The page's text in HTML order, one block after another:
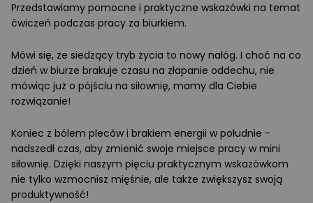
Przedstawiamy pomocne i praktyczne wskazówki na temat
ćwiczeń podczas pracy za biurkiem.
Mówi się, że siedzący tryb życia to nowy nałóg. I choć na co
dzień w biurze brakuje czasu na złapanie oddechu, nie
mówiąc już o pójściu na siłownię, mamy dla Ciebie
rozwiązanie!
Koniec z bólem pleców i brakiem energii w południe -
nadszedł czas, aby zmienić swoje miejsce pracy w mini
siłownię. Dzięki naszym pięciu praktycznym wskazówkom
nie tylko wzmocnisz mięśnie, ale także zwiększysz swoją
produktywność!